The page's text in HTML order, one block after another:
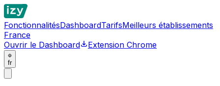
FonctionnalitésDashboardTarifsMeilleurs établissements
France
Ouvrir le Dashboard
Extension Chrome
fr